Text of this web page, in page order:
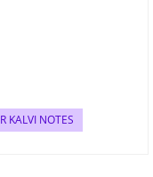
KALVI NOTES